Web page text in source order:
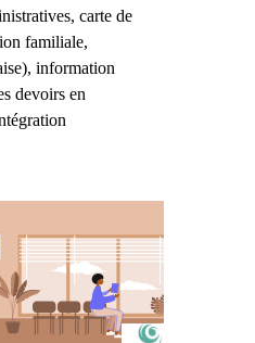
carte de
familiale,
information
devoirs en